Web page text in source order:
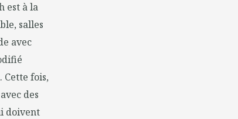
est à la
salles
avec
fois,
des
doivent